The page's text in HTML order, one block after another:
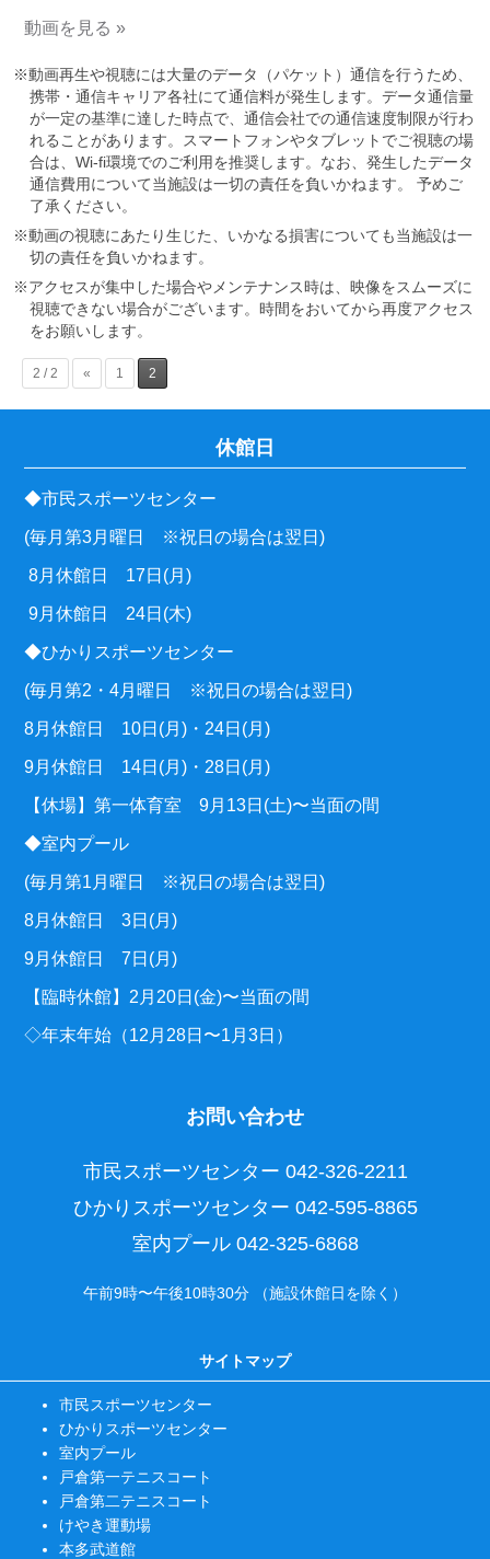
動画を見る »
※動画再生や視聴には大量のデータ（パケット）通信を行うため、
携帯・通信キャリア各社にて通信料が発生します。データ通信量
が一定の基準に達した時点で、通信会社での通信速度制限が行わ
れることがあります。スマートフォンやタブレットでご視聴の場
合は、Wi-fi環境でのご利用を推奨します。なお、発生したデータ
通信費用について当施設は一切の責任を負いかねます。 予めご
了承ください。
※動画の視聴にあたり生じた、いかなる損害についても当施設は一
切の責任を負いかねます。
※アクセスが集中した場合やメンテナンス時は、映像をスムーズに
視聴できない場合がございます。時間をおいてから再度アクセス
をお願いします。
2 / 2 « 1 2
休館日
◆市民スポーツセンター
(毎月第3月曜日 ※祝日の場合は翌日)
8月休館日 17日(月)
9月休館日 24日(木)
◆ひかりスポーツセンター
(毎月第2・4月曜日 ※祝日の場合は翌日)
8月休館日 10日(月)・24日(月)
9月休館日 14日(月)・28日(月)
【休場】第一体育室 9月13日(土)〜当面の間
◆室内プール
(毎月第1月曜日 ※祝日の場合は翌日)
8月休館日 3日(月)
9月休館日 7日(月)
【臨時休館】2月20日(金)〜当面の間
◇年末年始（12月28日〜1月3日）
お問い合わせ
市民スポーツセンター 042-326-2211
ひかりスポーツセンター 042-595-8865
室内プール 042-325-6868
午前9時〜午後10時30分 （施設休館日を除く）
サイトマップ
市民スポーツセンター
ひかりスポーツセンター
室内プール
戸倉第一テニスコート
戸倉第二テニスコート
けやき運動場
本多武道館